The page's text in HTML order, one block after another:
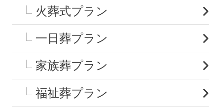
火葬式プラン
一日葬プラン
家族葬プラン
福祉葬プラン